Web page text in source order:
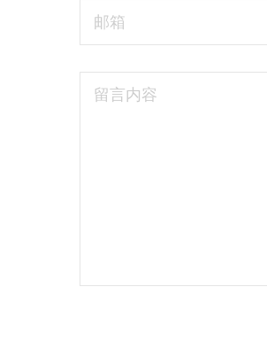
邮箱
留言内容